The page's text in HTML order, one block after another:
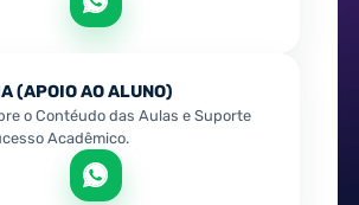
(APOIO AO ALUNO)
o Contéudo das Aulas e Suporte
Acadêmico.